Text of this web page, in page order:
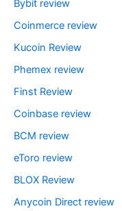
Bybit review
Coinmerce review
Kucoin Review
Phemex review
Finst Review
Coinbase review
BCM review
eToro review
BLOX Review
Anycoin Direct review